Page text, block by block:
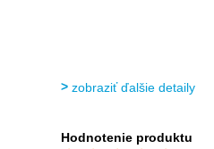
zobraziť ďalšie detaily
Hodnotenie produktu